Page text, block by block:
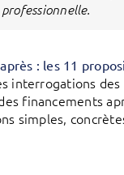
: les 11
interrogations
financements
simples,